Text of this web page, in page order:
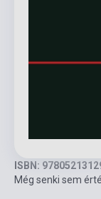
ISBN:
Még senki sem